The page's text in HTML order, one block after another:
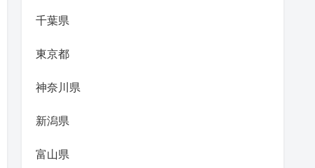
千葉県
東京都
神奈川県
新潟県
富山県